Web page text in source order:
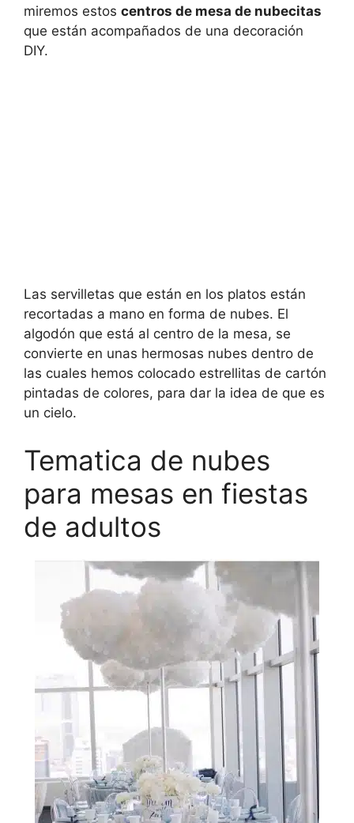
miremos estos centros de mesa de nubecitas
que están acompañados de una decoración
DIY.
Las servilletas que están en los platos están
recortadas a mano en forma de nubes. El
algodón que está al centro de la mesa, se
convierte en unas hermosas nubes dentro de
las cuales hemos colocado estrellitas de cartón
pintadas de colores, para dar la idea de que es
un cielo.
Tematica de nubes
para mesas en fiestas
de adultos